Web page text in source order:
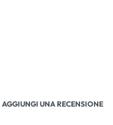
AGGIUNGI UNA RECENSIONE